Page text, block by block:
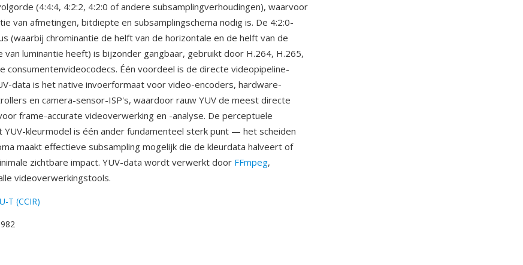
(4:4:4, 4:2:2, 4:2:0 of andere subsamplingverhoudingen), waarvoor
van afmetingen, bitdiepte en subsamplingschema nodig is. De 4:2:0-
(waarbij chrominantie de helft van de horizontale en de helft van de
van luminantie heeft) is bijzonder gangbaar, gebruikt door H.264, H.265,
consumentenvideocodecs. Één voordeel is de directe videopipeline-
data is het native invoerformaat voor video-encoders, hardware-
en camera-sensor-ISP's, waardoor rauw YUV de meest directe
frame-accurate videoverwerking en -analyse. De perceptuele
YUV-kleurmodel is één ander fundamenteel sterk punt — het scheiden
maakt effectieve subsampling mogelijk die de kleurdata halveert of
zichtbare impact. YUV-data wordt verwerkt door FFmpeg,
videoverwerkingstools.
T (CCIR)